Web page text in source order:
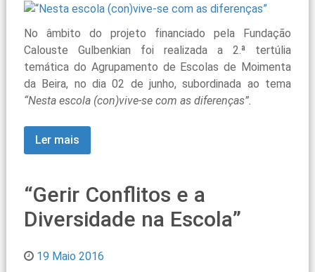
No âmbito do projeto financiado pela Fundação
Calouste Gulbenkian foi realizada a 2.ª tertúlia
temática do Agrupamento de Escolas de Moimenta
da Beira, no dia 02 de junho, subordinada ao tema
“Nesta escola (con)vive-se com as diferenças”.
Ler mais
“Gerir Conflitos e a
Diversidade na Escola”
19 Maio 2016